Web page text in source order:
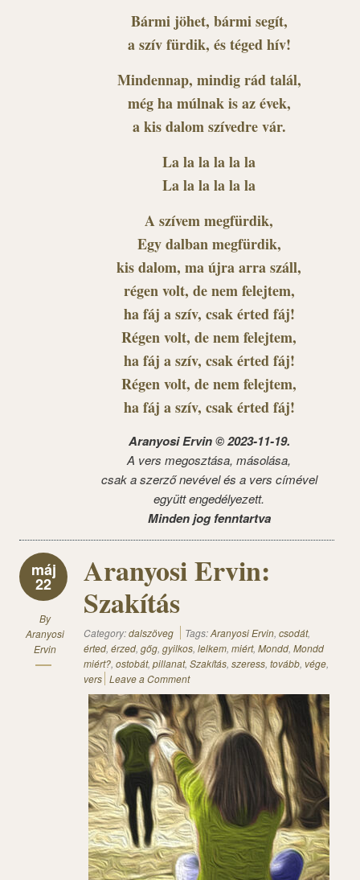
Bármi jöhet, bármi segít,
a szív fürdik, és téged hív!
Mindennap, mindig rád talál,
még ha múlnak is az évek,
a kis dalom szívedre vár.
La la la la la la
La la la la la la
A szívem megfürdik,
Egy dalban megfürdik,
kis dalom, ma újra arra száll,
régen volt, de nem felejtem,
ha fáj a szív, csak érted fáj!
Régen volt, de nem felejtem,
ha fáj a szív, csak érted fáj!
Régen volt, de nem felejtem,
ha fáj a szív, csak érted fáj!
Aranyosi Ervin © 2023-11-19.
A vers megosztása, másolása,
csak a szerző nevével és a vers címével
együtt engedélyezett.
Minden jog fenntartva
máj
22
By
Aranyosi
Ervin
Aranyosi Ervin:
Szakítás
Category:dalszöveg Tags:Aranyosi Ervin, csodát,
érted, érzed, gőg, gyilkos, lelkem, miért, Mondd, Mondd
miért?, ostobát, pillanat, Szakítás, szeress, tovább, vége,
vers Leave a Comment